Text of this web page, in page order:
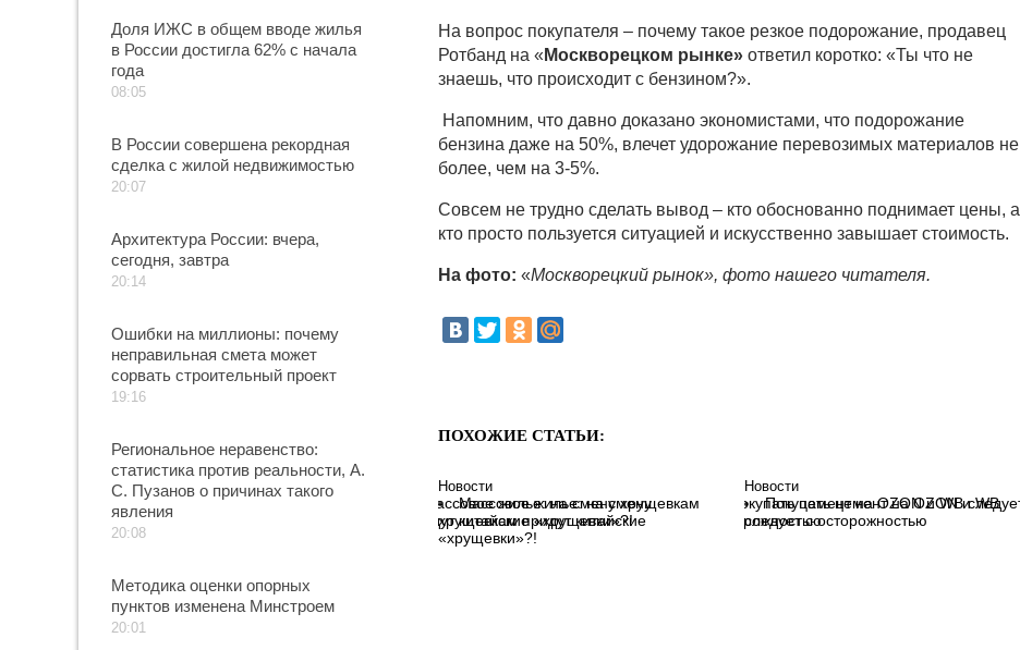
Доля ИЖС в общем вводе жилья
в России достигла 62% с начала
года
08:05
В России совершена рекордная
сделка с жилой недвижимостью
20:07
Архитектура России: вчера,
сегодня, завтра
20:14
Ошибки на миллионы: почему
неправильная смета может
сорвать строительный проект
19:16
Региональное неравенство:
статистика против реальности, А.
С. Пузанов о причинах такого
явления
20:08
Методика оценки опорных
пунктов изменена Минстроем
20:01
На вопрос покупателя – почему такое резкое подорожание, продавец
Ротбанд на « Москворецком рынке» ответил коротко: «Ты что не
знаешь, что происходит с бензином?».
Напомним, что давно доказано экономистами, что подорожание
бензина даже на 50%, влечет удорожание перевозимых материалов не
более, чем на 3-5%.
Совсем не трудно сделать вывод – кто обоснованно поднимает цены, а
кто просто пользуется ситуацией и искусственно завышает стоимость.
На фото: «Москворецкий рынок», фото нашего читателя.
ПОХОЖИЕ СТАТЬИ:
Новости
Массовое жилье: на смену
хрущевкам придут китайские
«хрущевки»?!
Новости
Покупать цемент на OZON и WB
следует с осторожностью